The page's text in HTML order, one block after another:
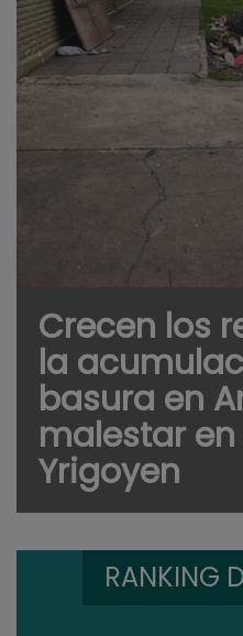
Crecen los
la
basura en
malestar
Yrigoyen
RANKING